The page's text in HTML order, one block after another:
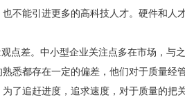
也不能引进更多的高科技人才。硬件和人
点差。中小型企业关注点多在市场，与
熟悉都存在一定的偏差，他们对于质量经
了追赶进度，追求速度，对于质量的把